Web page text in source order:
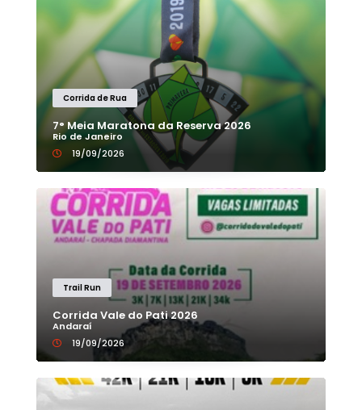
Corrida de Rua
7° Meia Maratona da Reserva 2026
Rio de Janeiro
19/09/2026
Trail Run
Corrida Vale do Pati 2026
Andaraí
19/09/2026